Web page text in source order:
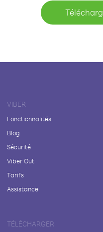
VIBER
Fonctionnalités
Blog
Sécurité
Viber Out
Tarifs
Assistance
TÉLÉCHARGER